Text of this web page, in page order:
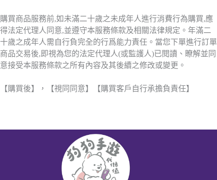
購買商品服務前,如未滿二十歲之未成年人進行消費行為購買,應
得法定代理人同意,並遵守本服務條款及相關法律規定。年滿二
十歲之成年人需自行負完全的行爲能力責任。當您下單進行訂單
商品交易後,即視為您的法定代理人(或監護人)已閱讀、瞭解並同
意接受本服務條款之所有內容及其後續之修改或變更。
【購買後】，【視同同意】【購買客戶自行承擔負責任】